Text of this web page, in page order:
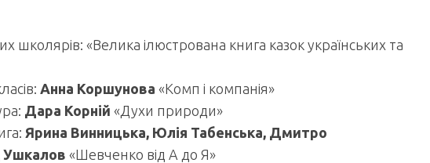
«Велика ілюстрована книга казок українських та
Анна Коршунова «Комп і компанія»
Дара Корній «Духи природи»
Ярина Винницька, Юлія Табенська, Дмитро
Ушкалов «Шевченко від А до Я»